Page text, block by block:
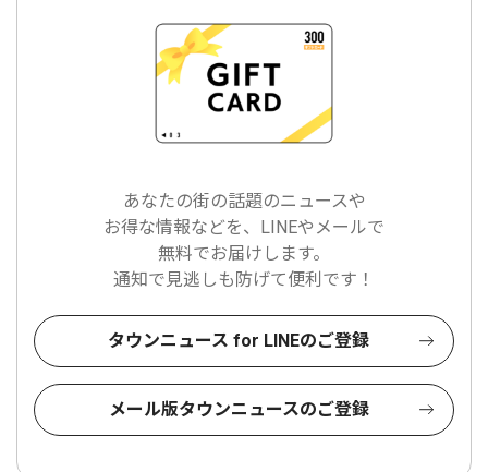
あなたの街の話題のニュースや
お得な情報などを、LINEやメールで
無料でお届けします。
通知で見逃しも防げて便利です！
タウンニュース for LINEのご登録
メール版タウンニュースのご登録